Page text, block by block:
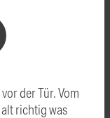
der Tür. Vom
richtig was